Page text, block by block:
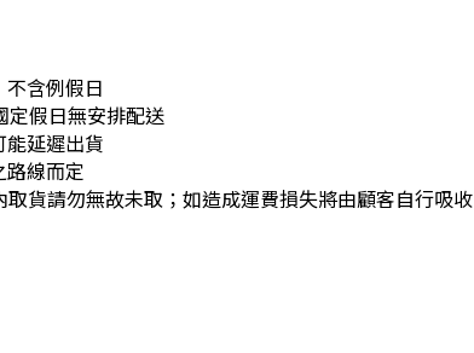
含例假日
定假日無安排配送
延遲出貨
線而定
貨請勿無故未取；如造成運費損失將由顧客自行吸收